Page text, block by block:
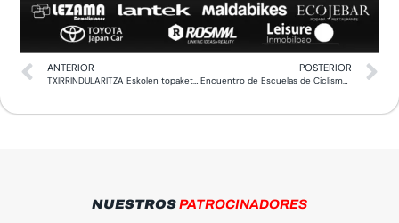
ANTERIOR
TXIRRINDULARITZA Eskolen topaketa – Reunión de escuelas
POSTERIOR
Encuentro de Escuelas de Ciclismo Bilbao 2024
NUESTROSPATROCINADORES